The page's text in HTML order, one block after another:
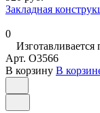
Закладная
0
Изготавливается
Арт. O3566
В корзину В